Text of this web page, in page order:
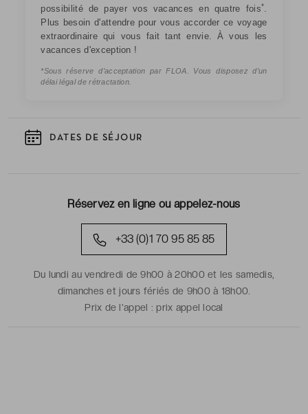
DATES DE SÉJOUR
Réservez en ligne ou appelez-nous
+33 (0)1 70 95 85 85
Du lundi au vendredi de 9h00 à 20h00 et les samedis,
dimanches et jours fériés de 9h00 à 18h00.
Prix de l'appel :prix appel local
possibilité de payer vos vacances en quatre fois*.
Plus besoin d'attendre pour vous accorder ce voyage
extraordinaire qui vous fait tant envie. À vous les
vacances d'exception !
*Sous réserve d’acceptation par FLOA. Vous disposez d’un
délai légal de rétractation.